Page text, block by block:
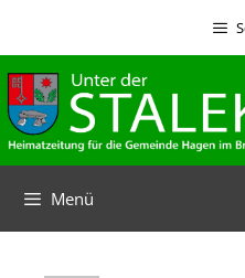
springen
Menü